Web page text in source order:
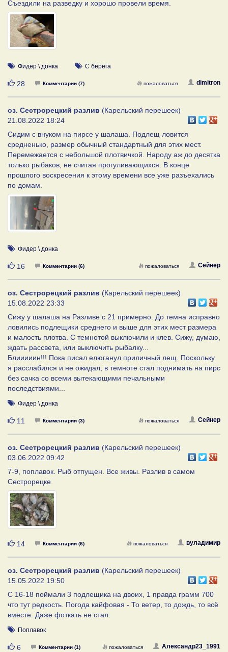
Съездили на разведку и хорошо провели время.
Фидер \ донка С берега
Нравится
28 Комментарии (7) dimitron
пожаловаться
оз. Сестрорецкий разлив (Карельский перешеек)
21.08.2022 18:24
Сидим с внуком на пирсе у шалаша. Подлещ ловится
средненько, размер обычный стандартный для этих мест.
Перемежается с небольшой плотвичкой. Народу аж до десятка
только рыбаков, не считая прогуливающихся. В конце
прошлого воскресения к этому времени все уже разъехались
по домам.
Фидер \ донка
Нравится
16 Комментарии (6) Сейнер
пожаловаться
оз. Сестрорецкий разлив (Карельский перешеек)
15.08.2022 23:33
Сижу у шалаша на Разливе с 21 примерно. До темна исправно
ловились подлещики среднего и выше для этих мест размера
и малость плотва. С темнотой выключили и клев. Сижу, думаю,
ждать рассвета, или выключить рыбалку...
Блииииин!!! Пока писал елюганул приличный лещ. Поскольку
я расслабился и не ожидал, в темноте стал поднимать на пирс
без сачка со всеми вытекающими печальными
последствиями...
Фидер \ донка
Нравится
11 Комментарии (3) Сейнер
пожаловаться
оз. Сестрорецкий разлив (Карельский перешеек)
03.06.2022 09:42
7-9, поплавок. Рыб отпущен. Все живы. Разлив в самом
Сестрорецке.
Нравится
14 Комментарии (6) вуладимир
пожаловаться
оз. Сестрорецкий разлив (Карельский перешеек)
15.05.2022 19:50
С 16-18 поймали 3 подлещика на двоих, 1 правда грамм 700
что тут редкость. Погода кайфовая - То ветер, то дождь, то всё
вместе. Даже фоткать не стал.
Поплавок
Нравится
6 Комментарии (1) Александр23_1991
пожаловаться